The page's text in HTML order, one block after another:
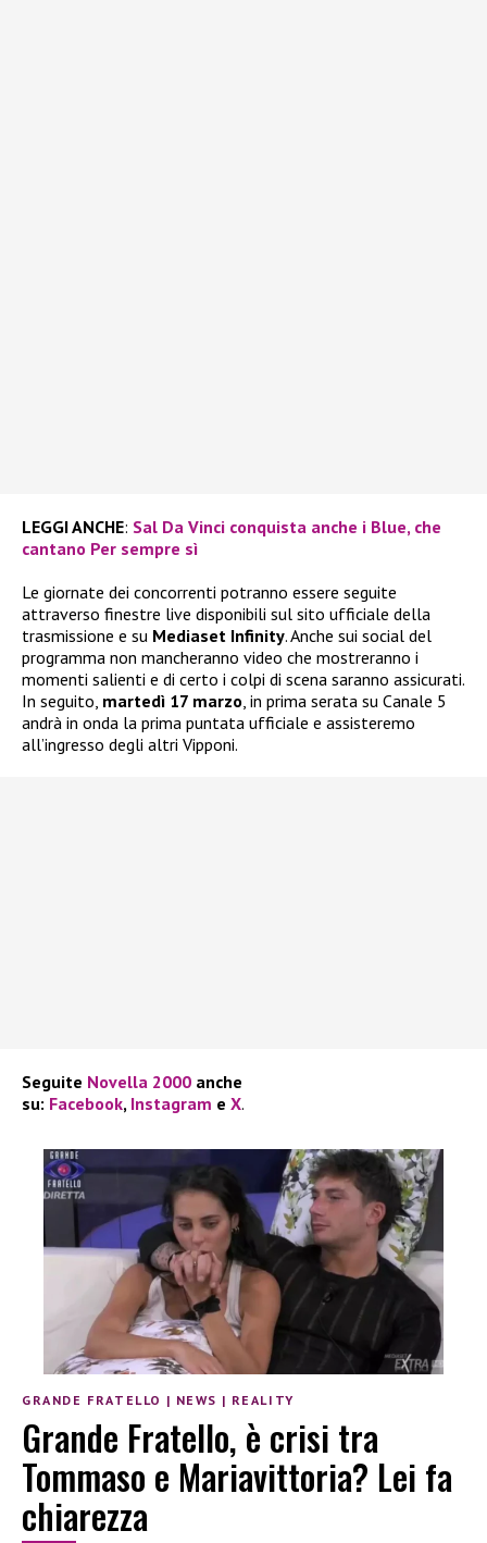
LEGGI ANCHE: Sal Da Vinci conquista anche i Blue, che
cantano Per sempre sì
Le giornate dei concorrenti potranno essere seguite
attraverso finestre live disponibili sul sito ufficiale della
trasmissione e su Mediaset Infinity. Anche sui social del
programma non mancheranno video che mostreranno i
momenti salienti e di certo i colpi di scena saranno assicurati.
In seguito, martedì 17 marzo , in prima serata su Canale 5
andrà in onda la prima puntata ufficiale e assisteremo
all’ingresso degli altri Vipponi.
Seguite Novella 2000 anche
su: Facebook, Instagram e X.
GRANDE FRATELLO | NEWS | REALITY
Grande Fratello, è crisi tra
Tommaso e Mariavittoria? Lei fa
chiarezza